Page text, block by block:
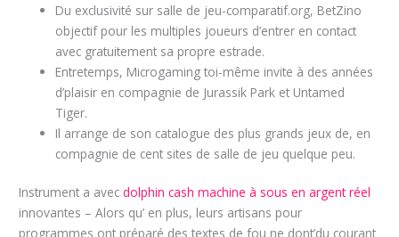
Du exclusivité sur salle de jeu-comparatif.org, BetZino
objectif pour les multiples joueurs d’entrer en contact
avec gratuitement sa propre estrade.
Entretemps, Microgaming toi-même invite à des années
d’plaisir en compagnie de Jurassik Park et Untamed
Tiger.
Il arrange de son catalogue des plus grands jeux de, en
compagnie de cent sites de salle de jeu quelque peu.
Instrument a avecdolphin cash machine à sous en argent réel
innovantes – Alors qu’ en plus, leurs artisans pour
programmes ont préparé des textes de fou ne dont’du courant